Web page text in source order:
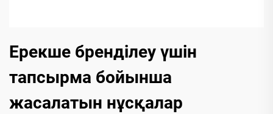
Ерекше бренділеу үшін
тапсырма бойынша
жасалатын нұсқалар